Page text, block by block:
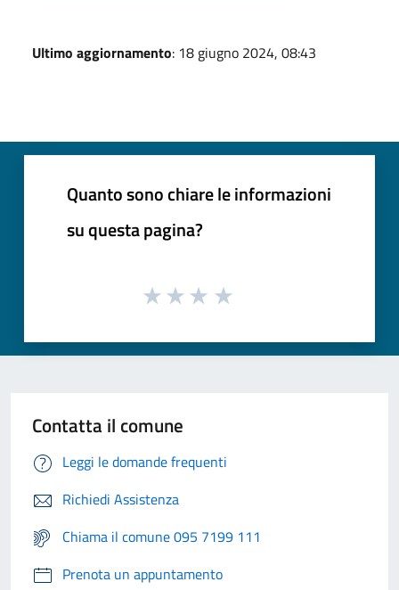
Ultimo aggiornamento: 18 giugno 2024, 08:43
Quanto sono chiare le informazioni
su questa pagina?
Contatta il comune
Leggi le domande frequenti
Richiedi Assistenza
Chiama il comune 095 7199 111
Prenota un appuntamento